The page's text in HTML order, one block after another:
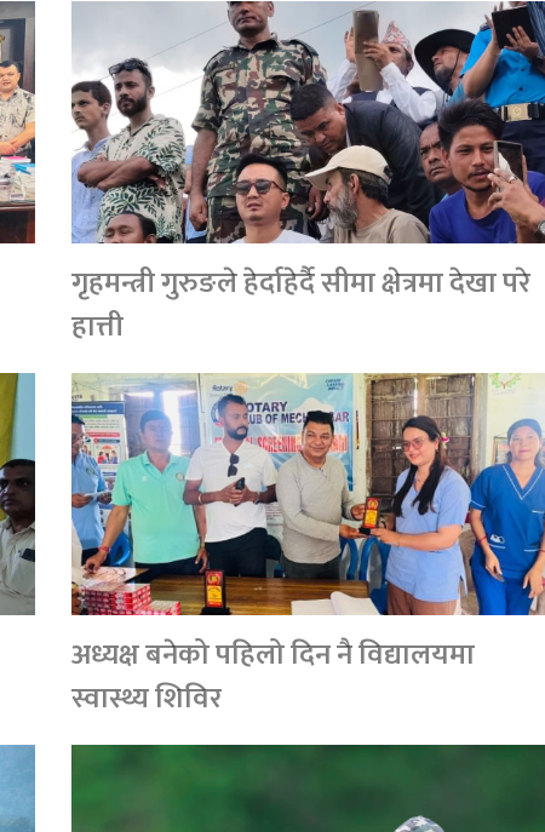
गृहमन्त्री गुरुङले हेर्दाहेर्दै सीमा क्षेत्रमा देखा परे
हात्ती
अध्यक्ष बनेको पहिलो दिन नै विद्यालयमा
स्वास्थ्य शिविर